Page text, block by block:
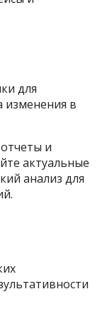
для
изменения в
и
актуальные
анализ для